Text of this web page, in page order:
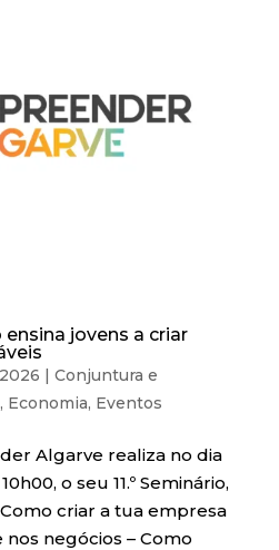
jovens a criar
| Conjuntura e
, Economia, Eventos
Algarve realiza no dia
o seu 11.º Seminário,
criar a tua empresa
negócios – Como